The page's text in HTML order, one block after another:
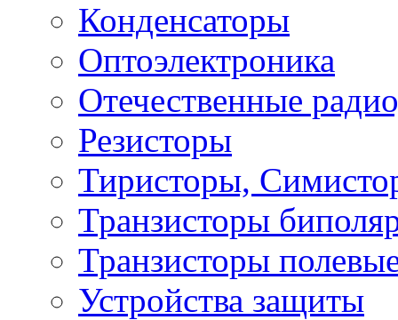
Конденсаторы
Оптоэлектроника
Отечественные
Резисторы
Тиристоры,
Транзисторы
Транзисторы
Устройства защиты